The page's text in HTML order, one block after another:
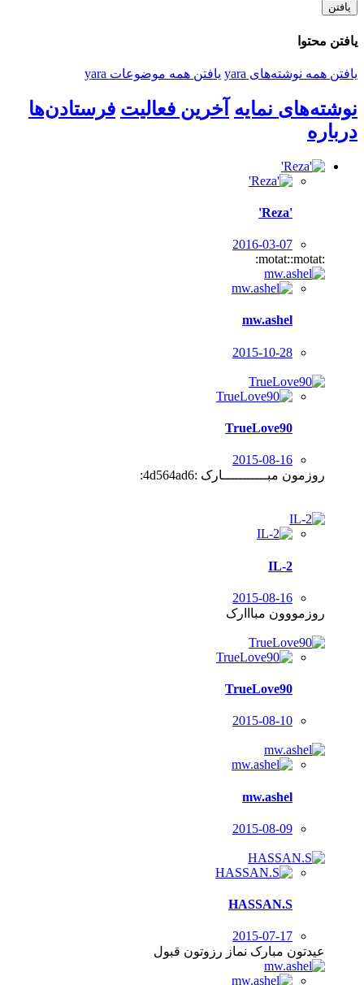
یافتن
یافتن محتوا
یافتن همه نوشته‌های yara یافتن همه موضوعات yara
نوشته‌های نمایه آخرین فعالیت فرستادن‌ها
درباره
'Reza'
2016-03-07
:motat::motat:
mw.ashel
2015-10-28
TrueLove90
2015-08-16
روزمون مبـــــــــــارک :4d564ad6:
IL-2
2015-08-16
روزمووون مبااارک
TrueLove90
2015-08-10
mw.ashel
2015-08-09
HASSAN.S
2015-07-17
عیدتون مبارک نماز رزوتون قبول